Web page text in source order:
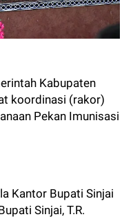
Kabupaten
koordinasi (rakor)
Pekan Imunisasi
Kantor Bupati Sinjai
Sinjai, T.R.